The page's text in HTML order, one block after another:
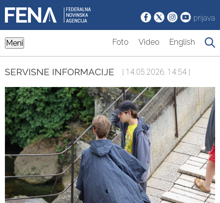
prijava
Meni Foto Video English
SERVISNE INFORMACIJE | 14.05.2026. 14:54 |